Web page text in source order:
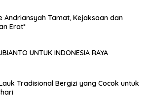
Andriansyah Tamat, Kejaksaan dan
Erat*
UNTUK INDONESIA RAYA
Tradisional Bergizi yang Cocok untuk